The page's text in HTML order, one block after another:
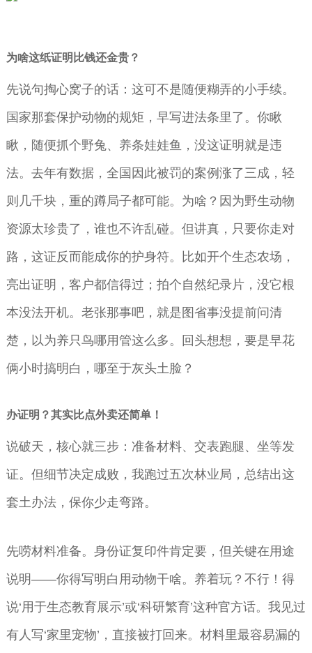
为啥这纸证明比钱还金贵？
先说句掏心窝子的话：这可不是随便糊弄的小手续。
国家那套保护动物的规矩，早写进法条里了。你瞅
瞅，随便抓个野兔、养条娃娃鱼，没这证明就是违
法。去年有数据，全国因此被罚的案例涨了三成，轻
则几千块，重的蹲局子都可能。为啥？因为野生动物
资源太珍贵了，谁也不许乱碰。但讲真，只要你走对
路，这证反而能成你的护身符。比如开个生态农场，
亮出证明，客户都信得过；拍个自然纪录片，没它根
本没法开机。老张那事吧，就是图省事没提前问清
楚，以为养只鸟哪用管这么多。回头想想，要是早花
俩小时搞明白，哪至于灰头土脸？
办证明？其实比点外卖还简单！
说破天，核心就三步：准备材料、交表跑腿、坐等发
证。但细节决定成败，我跑过五次林业局，总结出这
套土办法，保你少走弯路。
先唠材料准备。身份证复印件肯定要，但关键在用途
说明——你得写明白用动物干啥。养着玩？不行！得
说‘用于生态教育展示’或‘科研繁育’这种官方话。我见过
有人写‘家里宠物’，直接被打回来。材料里最容易漏的